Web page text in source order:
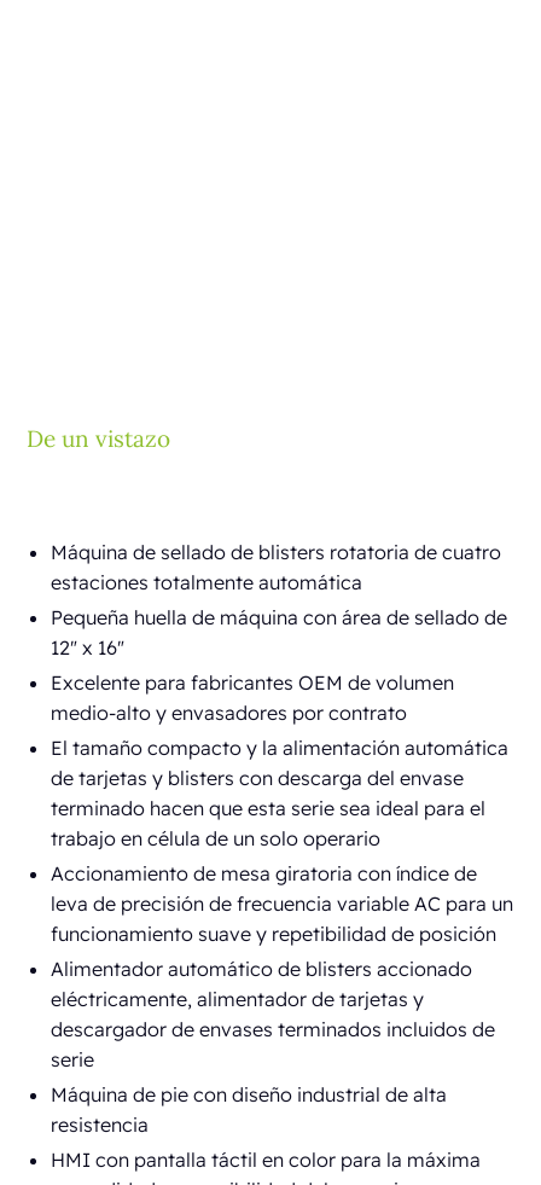
De un vistazo
Máquina de sellado de blisters rotatoria de cuatro
estaciones totalmente automática
Pequeña huella de máquina con área de sellado de
12" x 16"
Excelente para fabricantes OEM de volumen
medio-alto y envasadores por contrato
El tamaño compacto y la alimentación automática
de tarjetas y blisters con descarga del envase
terminado hacen que esta serie sea ideal para el
trabajo en célula de un solo operario
Accionamiento de mesa giratoria con índice de
leva de precisión de frecuencia variable AC para un
funcionamiento suave y repetibilidad de posición
Alimentador automático de blisters accionado
eléctricamente, alimentador de tarjetas y
descargador de envases terminados incluidos de
serie
Máquina de pie con diseño industrial de alta
resistencia
HMI con pantalla táctil en color para la máxima